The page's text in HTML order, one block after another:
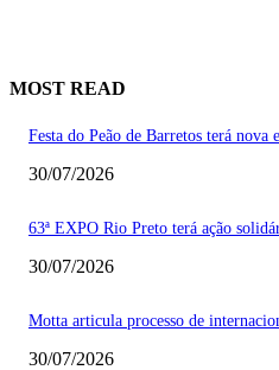
MOST READ
Festa do Peão de Barretos terá nova
30/07/2026
63ª EXPO Rio Preto terá ação
30/07/2026
Motta articula processo de
30/07/2026